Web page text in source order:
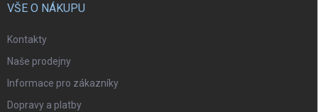
VŠE O NÁKUPU
Kontakty
Naše prodejny
Informace pro zákazníky
Dopravy a platby